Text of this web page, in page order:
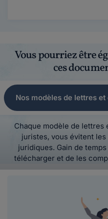
Vous pourriez être
ces
Nos modèles de lettres
Chaque modèle de
juristes, vous évitent
juridiques. Gain de
télécharger et de les